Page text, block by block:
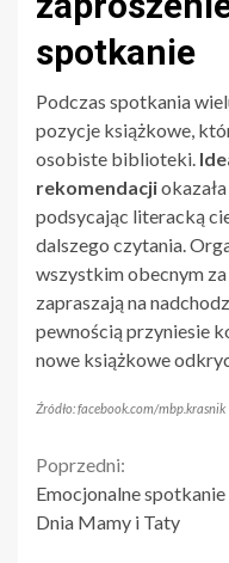
spotkanie
Podczas spotkania
pozycje książkowe,
osobiste biblioteki.
rekomendacji
podsycając literacką
dalszego czytania.
wszystkim obecnym za
zapraszają na
pewnością przyniesie
nowe książkowe
Źródło: facebook.com/mbp.krasnik
Continue
Reading
Poprzedni:
Emocjonalne
Dnia Mamy i Taty